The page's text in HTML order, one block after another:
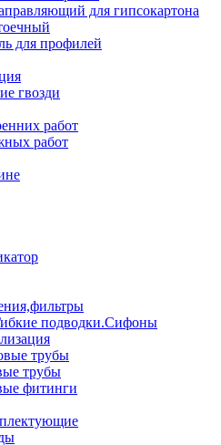
для гипсокартона
для профилей
гвозди
работ
работ
подводки.Сифоны
трубы
трубы
фитинги